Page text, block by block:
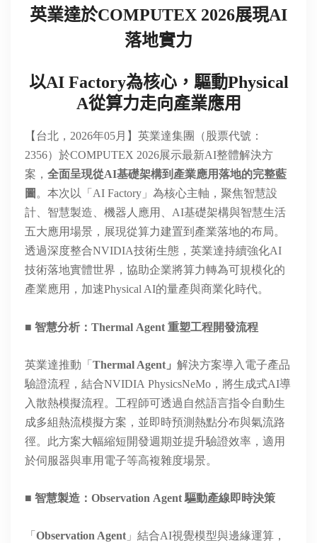
英業達於COMPUTEX 2026展現AI
落地實力
以AI Factory為核心， 驅動Physical
A從算力走向產業應用
【台北，2026年05月 】英業達集團（股票代號：
2356）於COMPUTEX 2026展示最新AI整體解決方
案， 全面呈現從AI基礎架構到產業應用落地的完整藍
圖 。本次以「AI Factory」為核心主軸，聚焦智慧設
計、智慧製造、機器人應用、AI基礎架構與智慧生活
五大應用場景，展現從算力建置到產業落地的布局。
透過深度整合NVIDIA技術生態，英業達持續強化AI
技術落地實體世界，協助企業將算力轉為可規模化的
產業應用，加速Physical AI的量產與商業化時代。
■ 智慧分析： Thermal Agent 重塑工程開發流程
英業達推動「 Thermal Agent 」 解決方案導入電子產品
驗證流程，結合NVIDIA PhysicsNeMo ，將生成式AI導
入散熱模擬流程。工程師可透過自然語言指令自動生
成多組熱流模擬方案，並即時預測熱點分布與氣流路
徑。此方案大幅縮短開發週期並提升驗證效率，適用
於伺服器與車用電子等高複雜度場景。
■ 智慧製造 ： Observation Agent 驅動產線即時決策
「 Observation Agent 」結合AI視覺模型與邊緣運算，